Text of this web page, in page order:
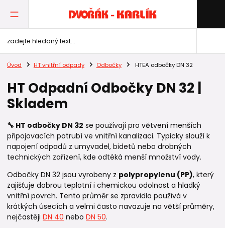
Úvod HT vnitřní odpady Odbočky HTEA odbočky DN 32
HT Odpadní Odbočky DN 32 |
Skladem
🔧 HT odbočky DN 32 se používají pro větvení menších
připojovacích potrubí ve vnitřní kanalizaci. Typicky slouží k
napojení odpadů z umyvadel, bidetů nebo drobných
technických zařízení, kde odtéká menší množství vody.
Odbočky DN 32 jsou vyrobeny z polypropylenu (PP), který
zajišťuje dobrou teplotní i chemickou odolnost a hladký
vnitřní povrch. Tento průměr se zpravidla používá v
krátkých úsecích a velmi často navazuje na větší průměry,
nejčastěji DN 40 nebo DN 50.